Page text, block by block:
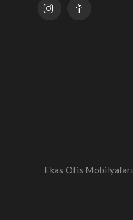
Ekas Ofis Mobilyaları